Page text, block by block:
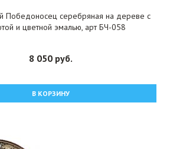
Победоносец серебряная на дереве с
и цветной эмалью, арт БЧ-058
8 050 руб.
В КОРЗИНУ